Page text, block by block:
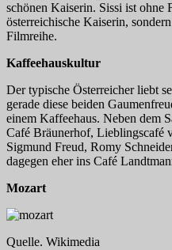
schönen Kaiserin. Sissi ist ohne
österreichische Kaiserin,
Filmreihe.
Kaffeehauskultur
Der typische Österreicher liebt
gerade diese beiden
einem Kaffeehaus. Neben dem
Café Bräunerhof, Lieblingscafé
Sigmund Freud, Romy
dagegen eher ins Café
Mozart
Quelle. Wikimedia